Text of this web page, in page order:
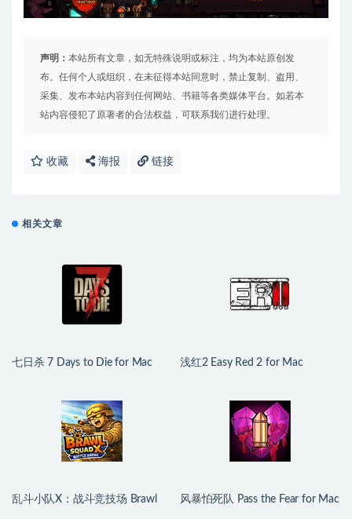
声明： 本站所有文章，如无特殊说明或标注，均为本站原创发
布。任何个人或组织，在未征得本站同意时，禁止复制、盗用、
采集、发布本站内容到任何网站、书籍等各类媒体平台。如若本
站内容侵犯了原著者的合法权益，可联系我们进行处理。
收藏 海报 链接
相关文章
七日杀 7 Days to Die for Mac
浅红2 Easy Red 2 for Mac
乱斗小队X：战斗竞技场 Brawl
风暴怕死队 Pass the Fear for Mac